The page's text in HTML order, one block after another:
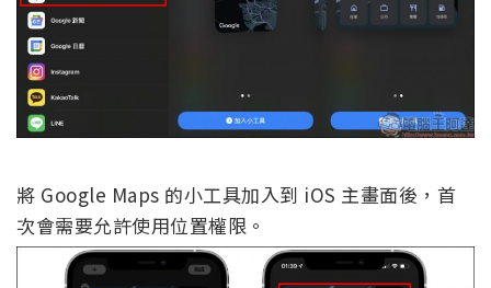
將 Google Maps 的小工具加入到 iOS 主畫面後，首
次會需要允許使用位置權限。